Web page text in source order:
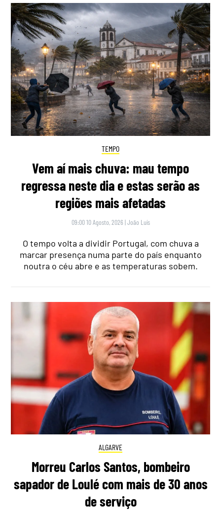
TEMPO
Vem aí mais chuva: mau tempo
regressa neste dia e estas serão as
regiões mais afetadas
09:00 10 Agosto, 2026 |João Luís
O tempo volta a dividir Portugal, com chuva a
marcar presença numa parte do país enquanto
noutra o céu abre e as temperaturas sobem.
ALGARVE
Morreu Carlos Santos, bombeiro
sapador de Loulé com mais de 30 anos
de serviço